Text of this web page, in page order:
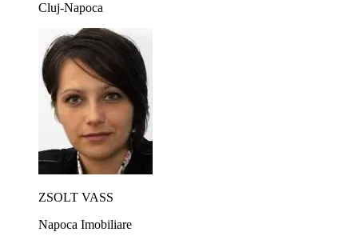
Cluj-Napoca
ZSOLT VASS
Napoca Imobiliare